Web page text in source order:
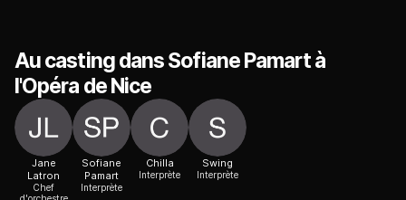
Au casting dans Sofiane Pamart à
l'Opéra de Nice
Jane
Latron
Chef
Sofiane
Pamart
Interprète
Chilla
Interprète
Swing
Interprète